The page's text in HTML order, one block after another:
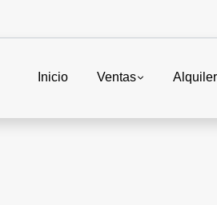
Inicio Ventas